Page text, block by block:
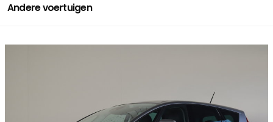
Andere voertuigen